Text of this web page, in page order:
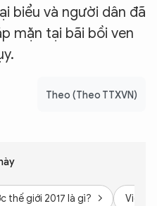
biểu và người dân đã
mặn tại bãi bồi ven
Theo (Theo TTXVN)
thế giới 2017 là gì? Việt